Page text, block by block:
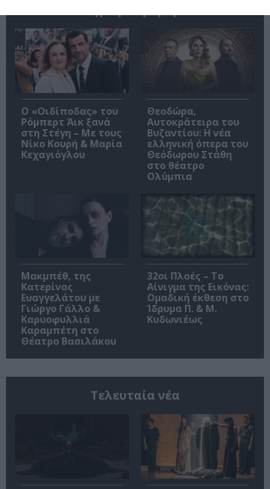
O «Οιδίποδας» του
Ρόμπερτ Άικ ξανά
στη Στέγη – Με τους
Νίκο Κουρή & Μαρία
Κεχαγιόγλου
Θεοδώρα,
Αυτοκράτειρα του
Βυζαντίου: Η νέα
ελληνική όπερα του
Θεόδωρου Στάθη
στο θέατρο
Ολύμπια
Μακμπέθ, της
Κατερίνας
Ευαγγελάτου με
Γιώργο Γάλλο &
Καρυοφυλλιά
Καραμπέτη στο
Θέατρο Βασιλάκου
32οι Πλοές – Το
Αίνιγμα της Εικόνας:
Ομαδική έκθεση στο
Ίδρυμα Π. & Μ.
Κυδωνιέως
Τελευταία νέα